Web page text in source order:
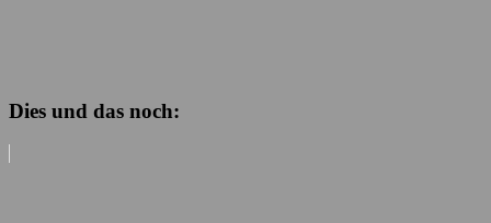
Dies und das noch: